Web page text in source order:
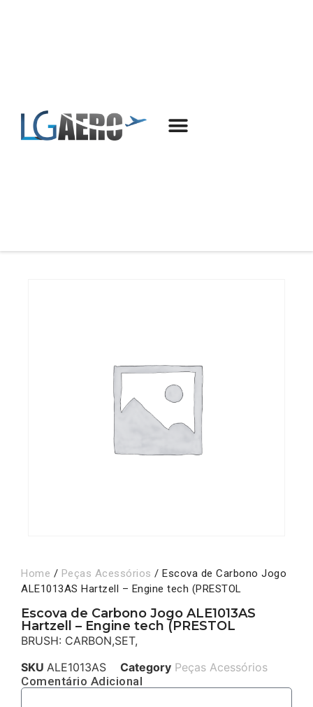
Home / Peças Acessórios / Escova de Carbono Jogo
ALE1013AS Hartzell – Engine tech (PRESTOL
Escova de Carbono Jogo ALE1013AS
Hartzell – Engine tech (PRESTOL
BRUSH: CARBON,SET,
SKU ALE1013AS Category Peças Acessórios
Comentário Adicional